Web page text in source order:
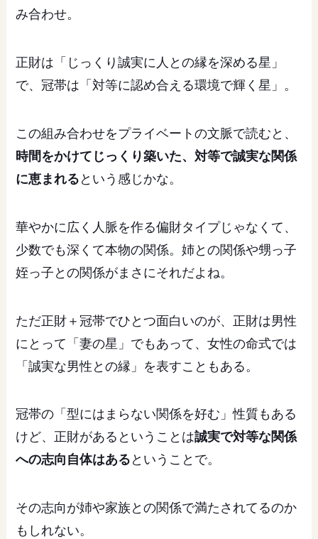
み合わせ。
正財は「じっくり誠実に人との縁を深める星」
で、冠帯は「対等に認め合える環境で輝く星」。
この組み合わせをプライベートの文脈で読むと、
時間をかけてじっくり築いた、対等で誠実な関係
に恵まれる という感じかな。
華やかに広く人脈を作る偏財タイプじゃなくて、
少数でも深くて本物の関係。姉との関係や甥っ子
姪っ子との関係がまさにそれだよね。
ただ正財＋冠帯でひとつ面白いのが、正財は男性
にとって「妻の星」でもあって、女性の命式では
「誠実な男性との縁」を表すこともある。
冠帯の「型にはまらない関係を好む」性質もある
けど、正財があるということは誠実で対等な関係
への志向自体はある ということで。
その志向が姉や家族との関係で満たされてるのか
もしれない。